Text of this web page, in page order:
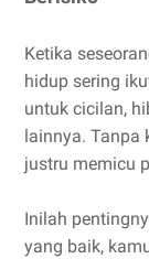
Ketika
hidup sering
untuk cicilan,
lainnya.
justru memicu
Inilah
yang baik,